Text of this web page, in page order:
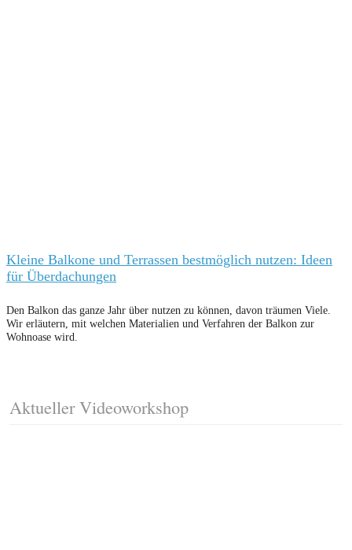
Kleine Balkone und Terrassen bestmöglich nutzen: Ideen
für Überdachungen
Den Balkon das ganze Jahr über nutzen zu können, davon träumen Viele.
Wir erläutern, mit welchen Materialien und Verfahren der Balkon zur
Wohnoase wird.
Aktueller Videoworkshop